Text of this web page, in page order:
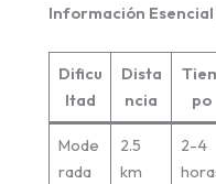
Información
Dificu
ltad
Dista
ncia
po
Mode
rada
2.5
km
2-4